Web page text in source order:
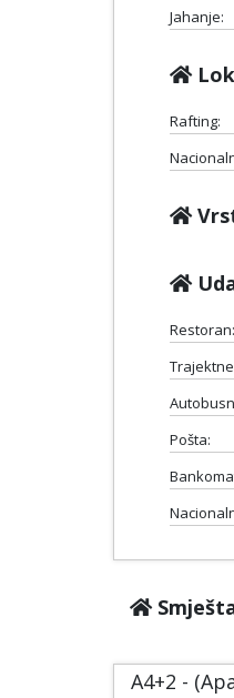
Jahanje:
Rafting:
Restoran:
Pošta:
A4+2 -